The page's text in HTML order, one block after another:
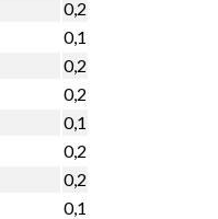
0,2
0,1
0,2
0,2
0,1
0,2
0,2
0,1